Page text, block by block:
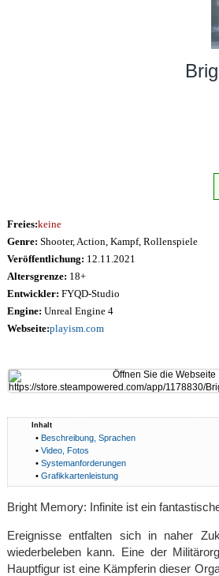
Freies:keine
Genre: Shooter, Action, Kampf, Rollenspiele
Veröffentlichung: 12.11.2021
Altersgrenze: 18+
Entwickler: FYQD-Studio
Engine: Unreal Engine 4
Webseite:playism.com
Inhalt
• Beschreibung, Sprachen
• Video, Fotos
• Systemanforderungen
• Grafikkartenleistung
Bright Memory: Infinite ist ein
Ereignisse entfalten sich in naher
wiederbeleben kann. Eine der
Hauptfigur ist eine Kämpferin dieser